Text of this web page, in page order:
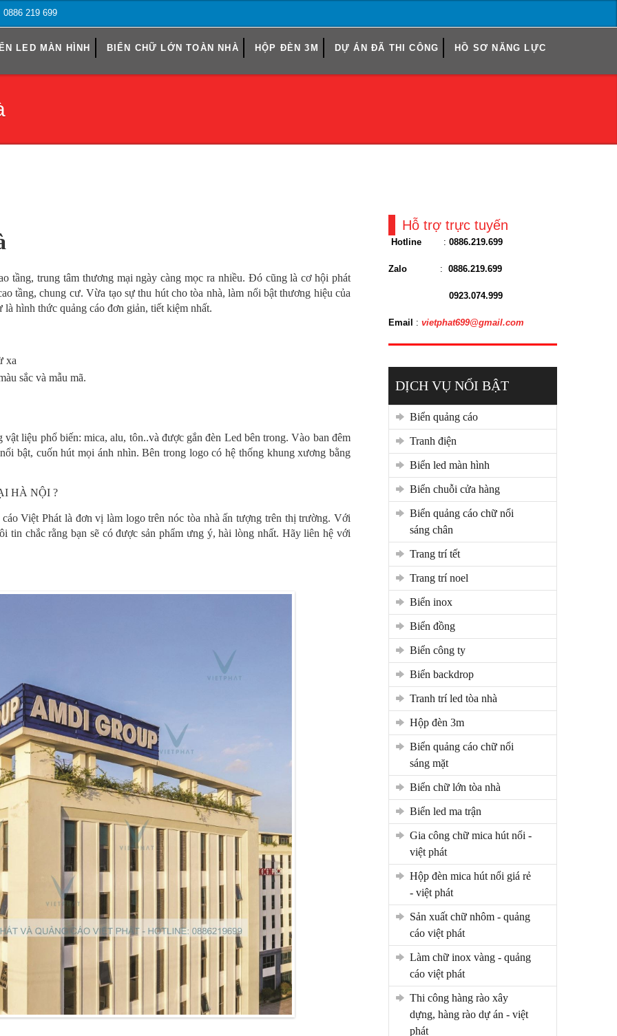
0886 219 699
LED MÀN HÌNH BIỂN CHỮ LỚN TOÀN NHÀ HỘP ĐÈN 3M DỰ ÁN ĐÃ THI CÔNG HỒ SƠ NĂNG LỰC
tầng, trung tâm thương mại ngày càng mọc ra nhiều. Đó cũng là cơ hội phát
tầng, chung cư. Vừa tạo sự thu hút cho tòa nhà, làm nổi bật thương hiệu của
hình thức quảng cáo đơn giản, tiết kiệm nhất.
xa
sắc và mẫu mã.
liệu phổ biến: mica, alu, tôn..và được gắn đèn Led bên trong. Vào ban đêm
bật, cuốn hút mọi ánh nhìn. Bên trong logo có hệ thống khung xương bằng
HÀ NỘI ?
Việt Phát là đơn vị làm logo trên nóc tòa nhà ấn tượng trên thị trường. Với
tin chắc rằng bạn sẽ có được sản phẩm ưng ý, hài lòng nhất. Hãy liên hệ với
Hỗ trợ trực tuyến
Hotline : 0886.219.699
Zalo : 0886.219.699
0923.074.999
Email : vietphat699@gmail.com
DỊCH VỤ NỔI BẬT
biển quảng cáo
tranh điện
biển led màn hình
biển chuỗi cửa hàng
biển quảng cáo chữ nổi
sáng chân
trang trí tết
trang trí noel
biển inox
biển đồng
biển công ty
biển backdrop
tranh trí led tòa nhà
hộp đèn 3m
biển quảng cáo chữ nổi
sáng mặt
biển chữ lớn tòa nhà
biển led ma trận
gia công chữ mica hút nổi -
việt phát
hộp đèn mica hút nổi giá rẻ
- việt phát
sản xuất chữ nhôm - quảng
cáo việt phát
làm chữ inox vàng - quảng
cáo việt phát
thi công hàng rào xây
dựng, hàng rào dự án - việt
phát